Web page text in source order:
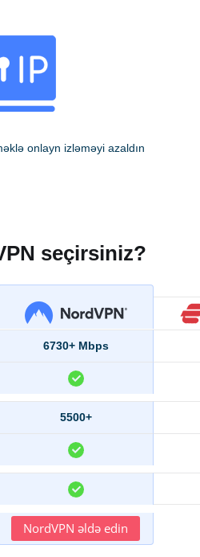
onlayn izləməyi azaldın
seçirsiniz?
6730+ Mbps
5500+
NordVPN əldə edin